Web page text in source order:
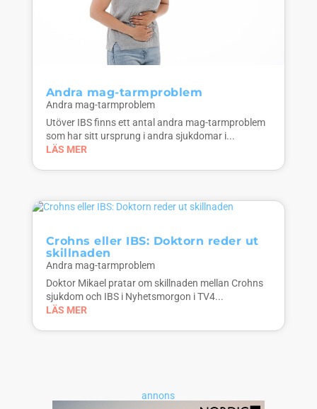
Andra mag-tarmproblem
Andra mag-tarmproblem
Utöver IBS finns ett antal andra mag-tarmproblem
som har sitt ursprung i andra sjukdomar i...
LÄS MER
Crohns eller IBS: Doktorn reder ut
skillnaden
Andra mag-tarmproblem
Doktor Mikael pratar om skillnaden mellan Crohns
sjukdom och IBS i Nyhetsmorgon i TV4...
LÄS MER
annons